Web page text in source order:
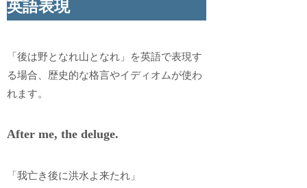
英語表現
「後は野となれ山となれ」を英語で表現す
る場合、歴史的な格言やイディオムが使わ
れます。
After me, the deluge.
「我亡き後に洪水よ来たれ」